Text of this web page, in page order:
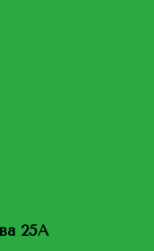
25А